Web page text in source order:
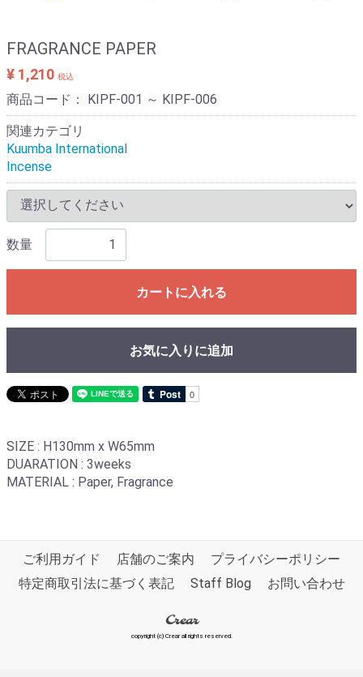
FRAGRANCE PAPER
¥ 1,210 税込
商品コード： KIPF-001 ～ KIPF-006
関連カテゴリ
Kuumba International
Incense
数量
カートに入れる
お気に入りに追加
SIZE : H130mm x W65mm
DUARATION : 3weeks
MATERIAL : Paper, Fragrance
ご利用ガイド 店舗のご案内
プライバシーポリシー
特定商取引法に基づく表記
Staff Blog お問い合わせ
Crear
copyright (c) Crear all rights reserved.